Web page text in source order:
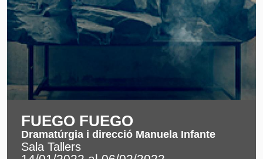
FUEGO FUEGO
Dramatúrgia i direcció Manuela Infante
Sala Tallers